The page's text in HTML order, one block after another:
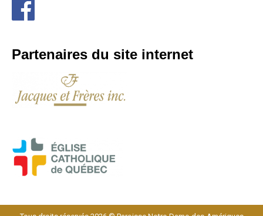
Partenaires du site internet